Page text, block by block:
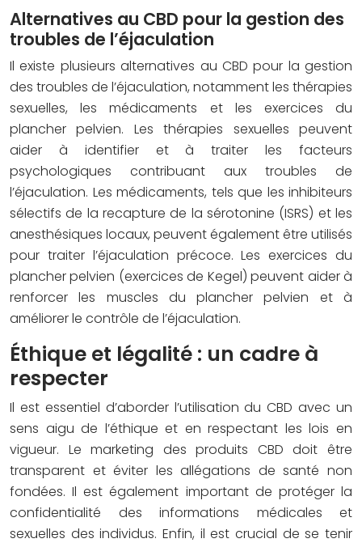
Alternatives au CBD pour la gestion des
troubles de l’éjaculation
Il existe plusieurs alternatives au CBD pour la gestion
des troubles de l’éjaculation, notamment les thérapies
sexuelles, les médicaments et les exercices du
plancher pelvien. Les thérapies sexuelles peuvent
aider à identifier et à traiter les facteurs
psychologiques contribuant aux troubles de
l’éjaculation. Les médicaments, tels que les inhibiteurs
sélectifs de la recapture de la sérotonine (ISRS) et les
anesthésiques locaux, peuvent également être utilisés
pour traiter l’éjaculation précoce. Les exercices du
plancher pelvien (exercices de Kegel) peuvent aider à
renforcer les muscles du plancher pelvien et à
améliorer le contrôle de l’éjaculation.
Éthique et légalité : un cadre à
respecter
Il est essentiel d’aborder l’utilisation du CBD avec un
sens aigu de l’éthique et en respectant les lois en
vigueur. Le marketing des produits CBD doit être
transparent et éviter les allégations de santé non
fondées. Il est également important de protéger la
confidentialité des informations médicales et
sexuelles des individus. Enfin, il est crucial de se tenir